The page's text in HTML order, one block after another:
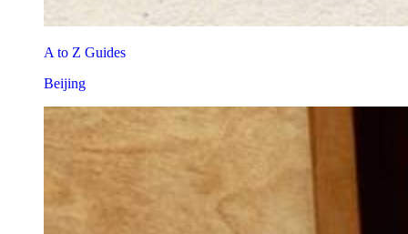
A to Z Guides
Beijing